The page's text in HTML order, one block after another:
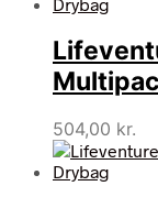
504,00 kr.